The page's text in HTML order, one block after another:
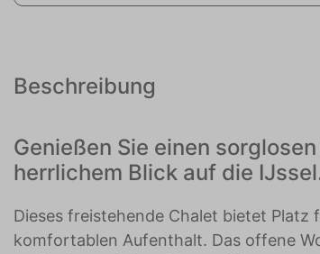
Beschreibung
Genießen Sie einen
herrlichem Blick auf die
Dieses freistehende Chalet bietet
komfortablen Aufenthalt. Das offene